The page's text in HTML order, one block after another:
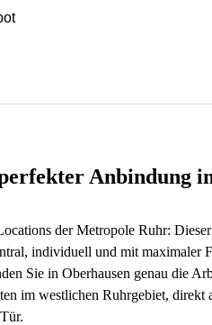
Anbindung
der Metropole Ruhr:
individuell und mit maximaler
Sie in Oberhausen genau die
im westlichen Ruhrgebiet,